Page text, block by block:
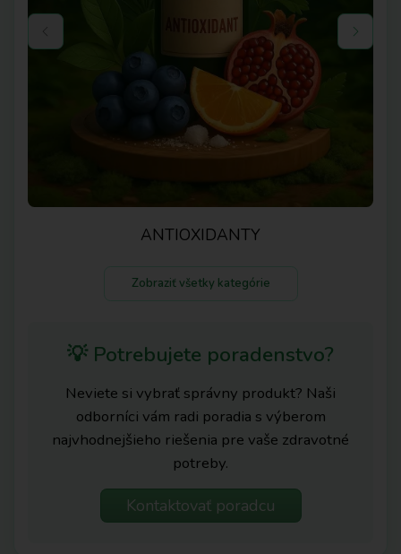
ANTIOXIDANTY
Zobraziť všetky kategórie
💡 Potrebujete poradenstvo?
Neviete si vybrať správny produkt? Naši
odborníci vám radi poradia s výberom
najvhodnejšieho riešenia pre vaše zdravotné
potreby.
Kontaktovať poradcu